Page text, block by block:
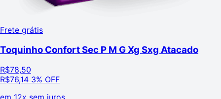
Frete grátis
Toquinho Confort Sec P M G Xg Sxg Atacado
R$78,50
R$76,14 3% OFF
em 12x sem juros